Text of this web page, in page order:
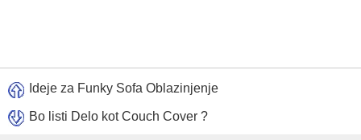
Ideje za Funky Sofa Oblazinjenje
Bo listi Delo kot Couch Cover ?